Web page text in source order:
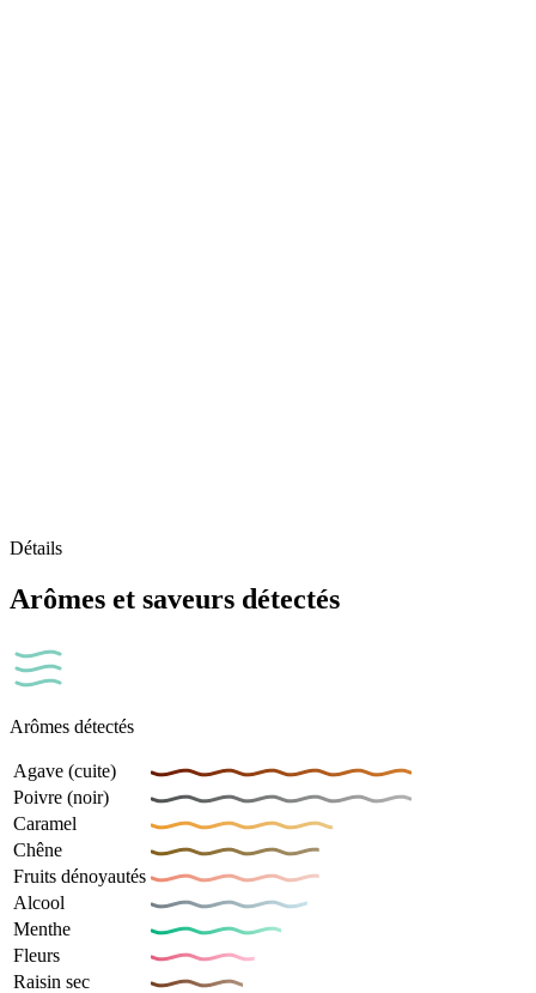
Détails
Arômes et saveurs détectés
Arômes détectés
Agave (cuite)
Poivre (noir)
Caramel
Chêne
Fruits dénoyautés
Alcool
Menthe
Fleurs
Raisin sec